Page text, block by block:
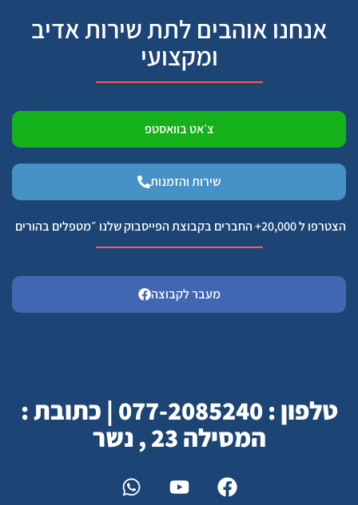
אנחנו אוהבים לתת שירות אדיב
ומקצועי
צ׳אט בוואסטפ
שירות והזמנות
הצטרפו ל 20,000+ החברים בקבוצת הפייסבוק שלנו ״מטפלים בהורים
מעבר לקבוצה
טלפון : 077-2085240 | כתובת :
המסילה 23 , נשר